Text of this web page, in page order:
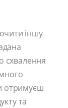
іншу
схвалення
отримуєш
та